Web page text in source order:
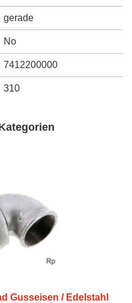
gerade
No
7412200000
310
Gusseisen / Edelstahl